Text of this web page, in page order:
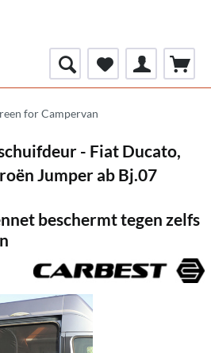
for Campervan
- Fiat Ducato,
Jumper ab Bj.07
beschermt tegen zelfs